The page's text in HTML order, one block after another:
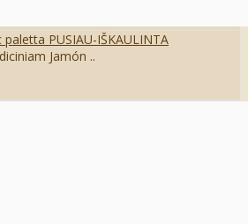
paletta PUSIAU-IŠKAULINTA
Jamón ..